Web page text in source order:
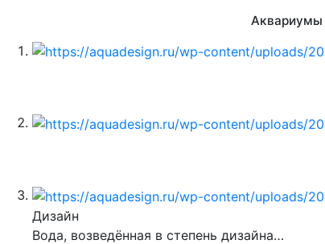
Аквариумы
Дизайн
Вода, возведённая в степень дизайна…